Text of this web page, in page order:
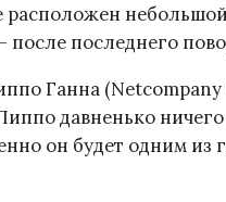
расположен
последнего
Ганна (Netcompany
давненько
он будет одним из